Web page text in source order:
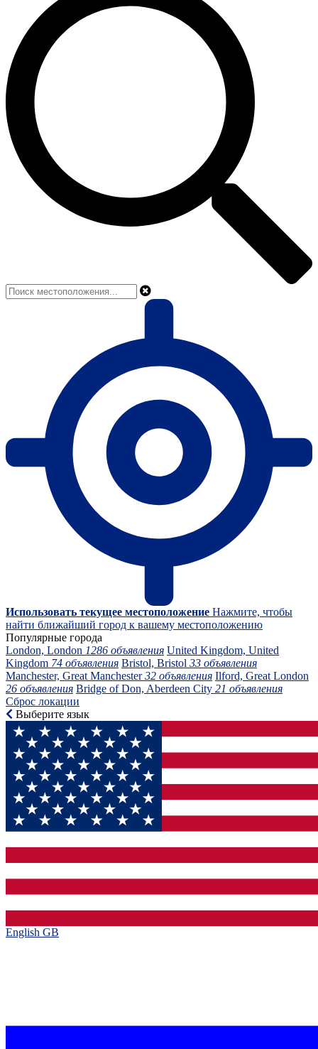
Использовать текущее местоположение Нажмите, чтобы
найти ближайший город к вашему местоположению
Популярные города
London, London 1286 объявления United Kingdom, United
Kingdom 74 объявления Bristol, Bristol 33 объявления
Manchester, Great Manchester32 объявления Ilford, Great London
26 объявления Bridge of Don, Aberdeen City 21 объявления
Сброс локации
Выберите язык
English GB‎